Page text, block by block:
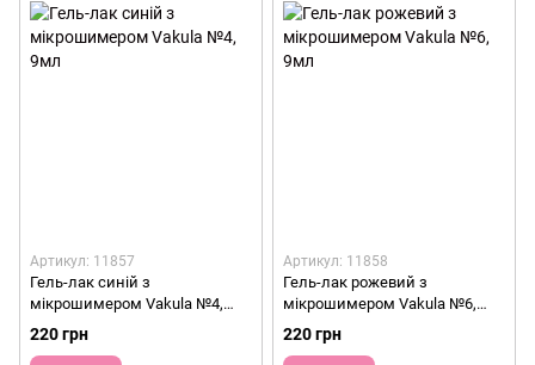
Артикул: 11857
Гель-лак синій з
мікрошимером Vakula №4,
9мл
220 грн
Артикул: 11858
Гель-лак рожевий з
мікрошимером Vakula №6,
9мл
220 грн